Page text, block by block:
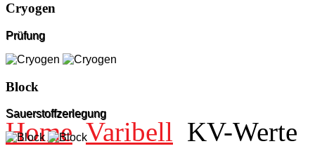
Cryogen
Prüfung
Block
Sauerstoffzerlegung
Home Varibell KV-Werte